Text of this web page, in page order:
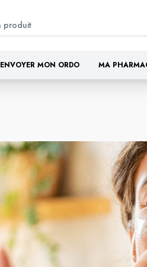
ENVOYER MON ORDO MA